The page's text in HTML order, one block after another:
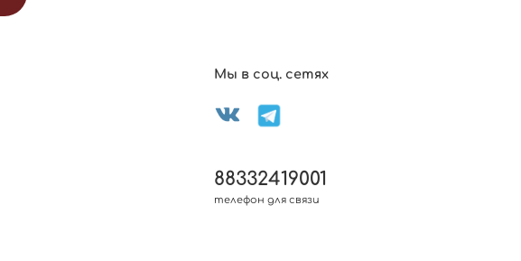
Мы в соц. сетях
88332419001
телефон для связи